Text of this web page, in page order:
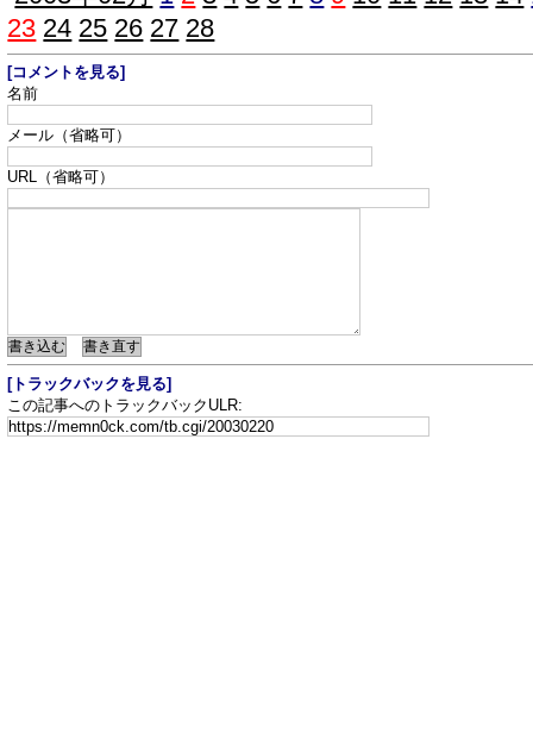
23 24 25 26 27 28
[コメントを見る]
名前
メール（省略可）
URL（省略可）
[トラックバックを見る]
この記事へのトラックバックULR: